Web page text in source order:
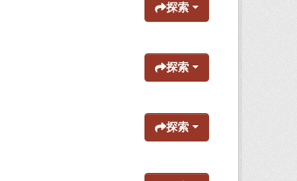
探索
探索
探索